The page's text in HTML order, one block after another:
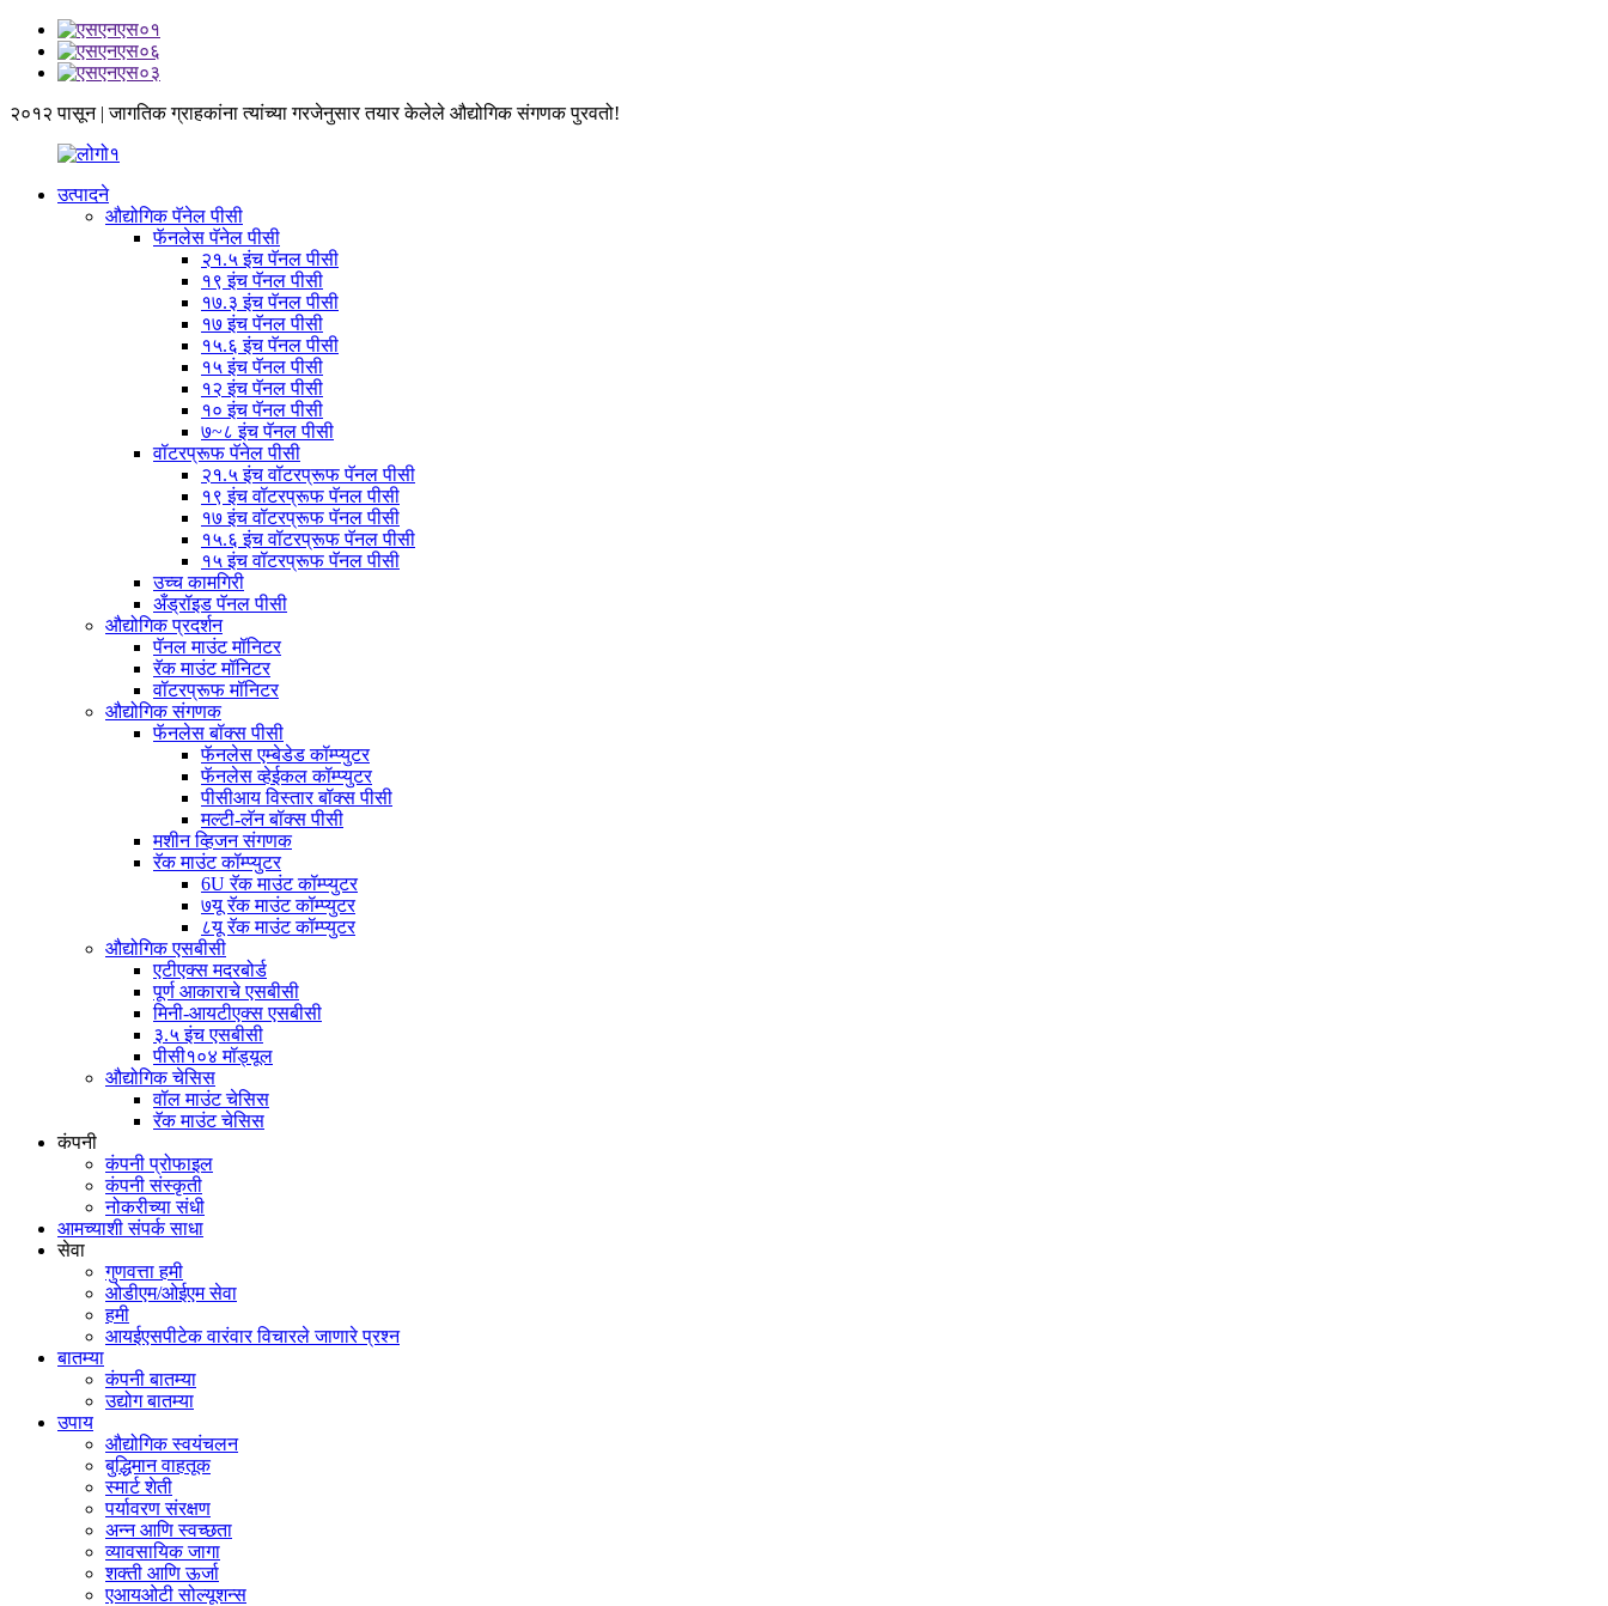
२०१२ पासून | जागतिक ग्राहकांना त्यांच्या गरजेनुसार तयार केलेले औद्योगिक संगणक पुरवतो!
उत्पादने
औद्योगिक पॅनेल पीसी
फॅनलेस पॅनेल पीसी
२१.५ इंच पॅनल पीसी
१९ इंच पॅनल पीसी
१७.३ इंच पॅनल पीसी
१७ इंच पॅनल पीसी
१५.६ इंच पॅनल पीसी
१५ इंच पॅनल पीसी
१२ इंच पॅनल पीसी
१० इंच पॅनल पीसी
७~८ इंच पॅनल पीसी
वॉटरप्रूफ पॅनेल पीसी
२१.५ इंच वॉटरप्रूफ पॅनल पीसी
१९ इंच वॉटरप्रूफ पॅनल पीसी
१७ इंच वॉटरप्रूफ पॅनल पीसी
१५.६ इंच वॉटरप्रूफ पॅनल पीसी
१५ इंच वॉटरप्रूफ पॅनल पीसी
उच्च कामगिरी
अँड्रॉइड पॅनल पीसी
औद्योगिक प्रदर्शन
पॅनल माउंट मॉनिटर
रॅक माउंट मॉनिटर
वॉटरप्रूफ मॉनिटर
औद्योगिक संगणक
फॅनलेस बॉक्स पीसी
फॅनलेस एम्बेडेड कॉम्प्युटर
फॅनलेस व्हेईकल कॉम्प्युटर
पीसीआय विस्तार बॉक्स पीसी
मल्टी-लॅन बॉक्स पीसी
मशीन व्हिजन संगणक
रॅक माउंट कॉम्प्युटर
6U रॅक माउंट कॉम्प्युटर
७यू रॅक माउंट कॉम्प्युटर
८यू रॅक माउंट कॉम्प्युटर
औद्योगिक एसबीसी
एटीएक्स मदरबोर्ड
पूर्ण आकाराचे एसबीसी
मिनी-आयटीएक्स एसबीसी
३.५ इंच एसबीसी
पीसी१०४ मॉड्यूल
औद्योगिक चेसिस
वॉल माउंट चेसिस
रॅक माउंट चेसिस
कंपनी
कंपनी प्रोफाइल
कंपनी संस्कृती
नोकरीच्या संधी
आमच्याशी संपर्क साधा
सेवा
गुणवत्ता हमी
ओडीएम/ओईएम सेवा
हमी
आयईएसपीटेक वारंवार विचारले जाणारे प्रश्न
बातम्या
कंपनी बातम्या
उद्योग बातम्या
उपाय
औद्योगिक स्वयंचलन
बुद्धिमान वाहतूक
स्मार्ट शेती
पर्यावरण संरक्षण
अन्न आणि स्वच्छता
व्यावसायिक जागा
शक्ती आणि ऊर्जा
एआयओटी सोल्यूशन्स